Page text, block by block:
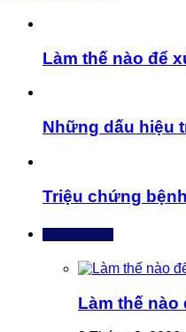
Làm thế nào để
Những dấu hiệu
Triệu chứng
Làm thế